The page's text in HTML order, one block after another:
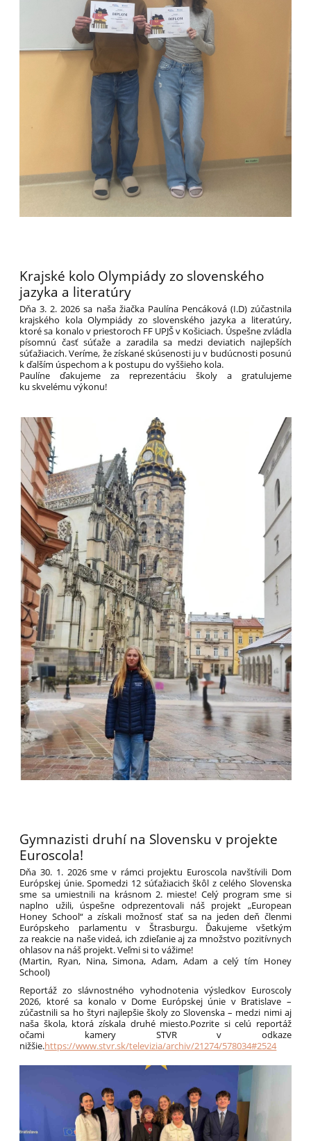
Krajské kolo Olympiády zo slovenského
jazyka a literatúry
Dňa 3. 2. 2026 sa naša žiačka Paulína Pencáková (I.D) zúčastnila
krajského kola Olympiády zo slovenského jazyka a literatúry,
ktoré sa konalo v priestoroch FF UPJŠ v Košiciach. Úspešne zvládla
písomnú časť súťaže a zaradila sa medzi deviatich najlepších
súťažiacich. Veríme, že získané skúsenosti ju v budúcnosti posunú
k ďalším úspechom a k postupu do vyššieho kola.
Paulíne ďakujeme za reprezentáciu školy a gratulujeme
ku skvelému výkonu!
Gymnazisti druhí na Slovensku v projekte
Euroscola!
Dňa 30. 1. 2026 sme v rámci projektu Euroscola navštívili Dom
Európskej únie. Spomedzi 12 súťažiacich škôl z celého Slovenska
sme sa umiestnili na krásnom 2. mieste! Celý program sme si
naplno užili, úspešne odprezentovali náš projekt „European
Honey School“ a získali možnosť stať sa na jeden deň členmi
Európskeho parlamentu v Štrasburgu. Ďakujeme všetkým
za reakcie na naše videá, ich zdieľanie aj za množstvo pozitívnych
ohlasov na náš projekt. Veľmi si to vážime!
(Martin, Ryan, Nina, Simona, Adam, Adam a celý tím Honey
School)
Reportáž zo slávnostného vyhodnotenia výsledkov Euroscoly
2026, ktoré sa konalo v Dome Európskej únie v Bratislave –
zúčastnili sa ho štyri najlepšie školy zo Slovenska – medzi nimi aj
naša škola, ktorá získala druhé miesto.Pozrite si celú reportáž
očami kamery STVR v odkaze
nižšie.https://www.stvr.sk/televizia/archiv/21274/578034#2524